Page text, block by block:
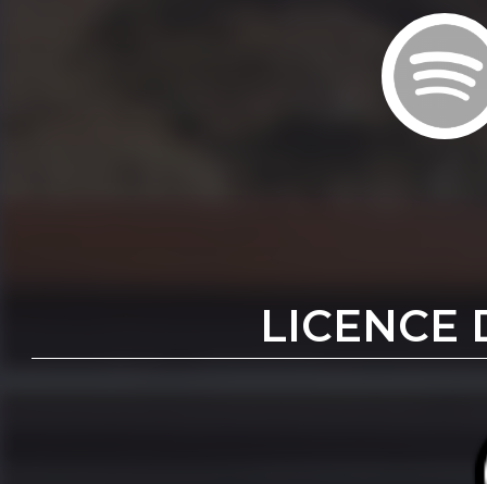
LICENCE